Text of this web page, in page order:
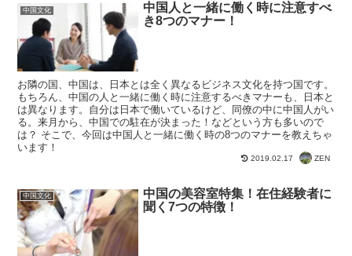
中国文化
中国人と一緒に働く時に注意すべ
き8つのマナー！
お隣の国、中国は、日本とは全く異なるビジネス文化を持つ国です。
もちろん、中国の人と一緒に働く時に注意するべきマナーも、日本と
は異なります。自分は日本で働いているけど、同僚の中に中国人がい
る。来月から、中国での駐在が決まった！などという方も多いので
は？ そこで、今回は中国人と一緒に働く時の8つのマナーを教えちゃ
います！
2019.02.17 ZEN
中国文化
中国の美容室特集！在住経験者に
聞く7つの特徴！